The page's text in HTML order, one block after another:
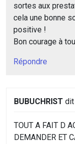
sortes aux
cela une bonne
positive !
Bon courage à
Répondre
BUBUCHRIST dit
TOUT A FAIT D
DEMANDER ET